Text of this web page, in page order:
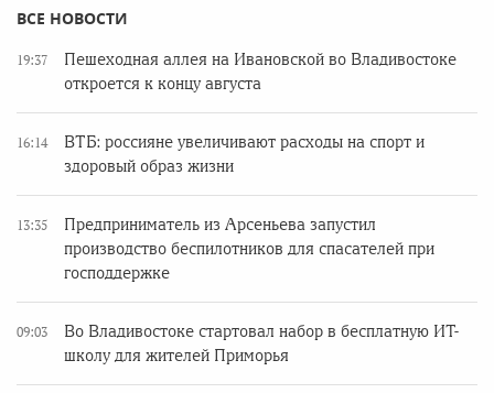
ВСЕ НОВОСТИ
19:37
Пешеходная аллея на Ивановской во Владивостоке
откроется к концу августа
16:14
ВТБ: россияне увеличивают расходы на спорт и
здоровый образ жизни
13:35
Предприниматель из Арсеньева запустил
производство беспилотников для спасателей при
господдержке
09:03
Во Владивостоке стартовал набор в бесплатную ИТ-
школу для жителей Приморья